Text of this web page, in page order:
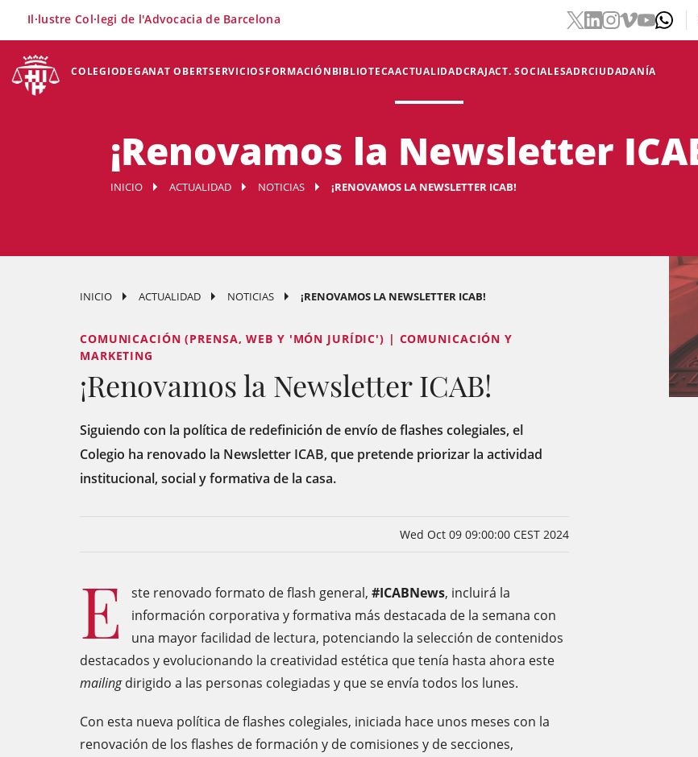
COLEGIODEGANAT OBERTSERVICIOSFORMACIÓNBIBLIOTECAACTUALIDADCRAJACT. SOCIALESADRCIUDADANÍA
Il·lustre Col·legi de l'Advocacia de Barcelona
¡Renovamos la Newsletter
INICIO ACTUALIDAD NOTICIAS ¡RENOVAMOS LA NEWSLETTER ICAB!
INICIO ACTUALIDAD NOTICIAS ¡RENOVAMOS LA NEWSLETTER ICAB!
COMUNICACIÓN (PRENSA, WEB Y 'MÓN JURÍDIC') | COMUNICACIÓN Y
MARKETING
¡Renovamos la Newsletter ICAB!
Siguiendo con la política de redefinición de envío de flashes colegiales, el
Colegio ha renovado la Newsletter ICAB, que pretende priorizar la actividad
institucional, social y formativa de la casa.
Wed Oct 09 09:00:00 CEST 2024
E ste renovado formato de flash general, #ICABNews, incluirá la
información corporativa y formativa más destacada de la semana con
una mayor facilidad de lectura, potenciando la selección de contenidos
destacados y evolucionando la creatividad estética que tenía hasta ahora este
mailingdirigido a las personas colegiadas y que se envía todos los lunes.
Con esta nueva política de flashes colegiales, iniciada hace unos meses con la
renovación de los flashes de formación y de comisiones y de secciones,